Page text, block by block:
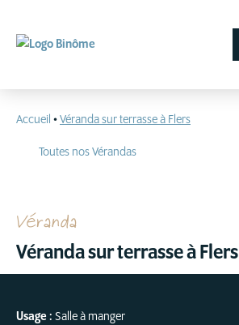
Accueil •Véranda sur terrasse à Flers
Toutes nos Vérandas
Véranda
Véranda sur terrasse à Flers
Usage : Salle à manger